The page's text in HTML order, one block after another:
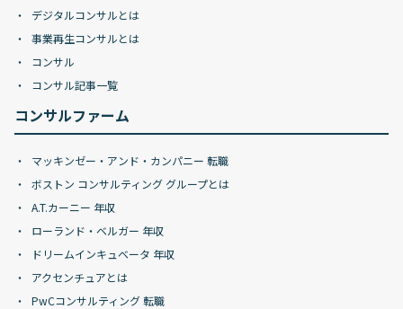
デジタルコンサルとは
事業再生コンサルとは
コンサル
コンサル記事一覧
コンサルファーム
マッキンゼー・アンド・カンパニー 転職
ボストン コンサルティング グループとは
A.T.カーニー 年収
ローランド・ベルガー 年収
ドリームインキュベータ 年収
アクセンチュアとは
PwCコンサルティング 転職